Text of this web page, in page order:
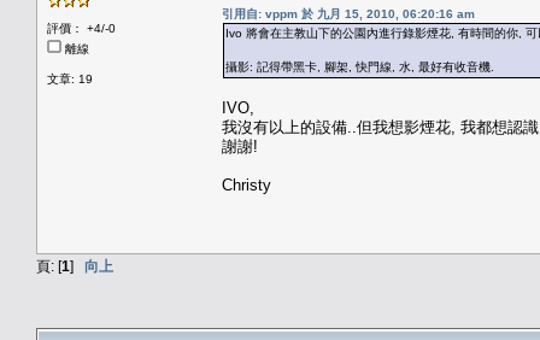
評價： +4/-0
離線
文章: 19
引用自: vppm 於 九月 15, 2010, 06:20:16 am
Ivo 將會在主教山下的公園內進行錄影煙花, 有時間的你,
攝影: 記得帶黑卡, 腳架, 快門線, 水, 最好有收音機.
IVO,
我沒有以上的設備..但我想影煙花, 我都想認
謝謝!
Christy
頁: [1] 向上